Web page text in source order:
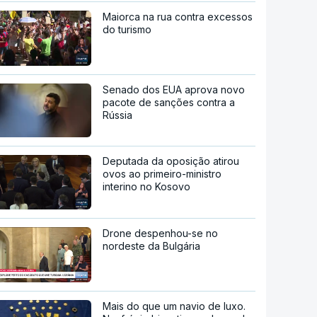
Maiorca na rua contra excessos
do turismo
Senado dos EUA aprova novo
pacote de sanções contra a
Rússia
Deputada da oposição atirou
ovos ao primeiro-ministro
interino no Kosovo
Drone despenhou-se no
nordeste da Bulgária
Mais do que um navio de luxo.